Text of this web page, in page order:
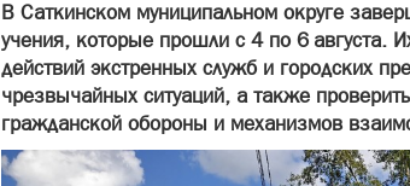
В Саткинском муниципальном округе
учения, которые прошли с 4 по 6 августа.
действий экстренных служб и городских
чрезвычайных ситуаций, а также
гражданской обороны и механизмов